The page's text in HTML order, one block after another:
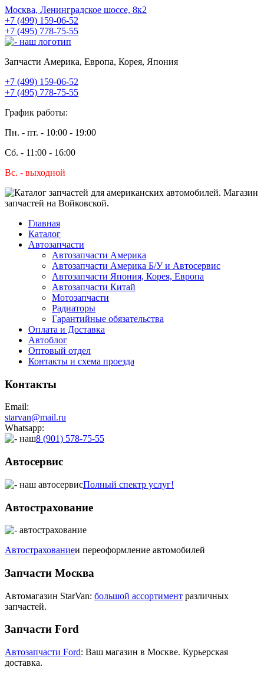
Москва, Ленинградское шоссе, 8к2
+7 (499) 159-06-52
+7 (495) 778-75-55
Запчасти Америка, Европа, Корея, Япония
+7 (499) 159-06-52
+7 (495) 778-75-55
График работы:
Пн. - пт. - 10:00 - 19:00
Сб. - 11:00 - 16:00
Вс. - выходной
Главная
Каталог
Автозапчасти
Автозапчасти Америка
Автозапчасти Америка Б/У и Автосервис
Автозапчасти Япония, Корея, Европа
Автозапчасти Китай
Мотозапчасти
Радиаторы
Гарантийные обязательства
Оплата и Доставка
Автоблог
Оптовый отдел
Контакты и схема проезда
Контакты
Email:
starvan@mail.ru
Whatsapp:
8 (901) 578-75-55
Автосервис
Полный спектр услуг!
Автострахование
Автострахованиеи переоформление автомобилей
Запчасти Москва
Автомагазин StarVan: большой ассортимент различных
запчастей.
Запчасти Ford
Автозапчасти Ford: Ваш магазин в Москве. Курьерская
доставка.